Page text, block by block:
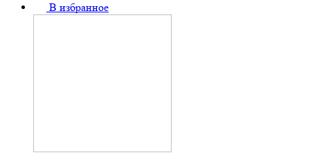
В избранное